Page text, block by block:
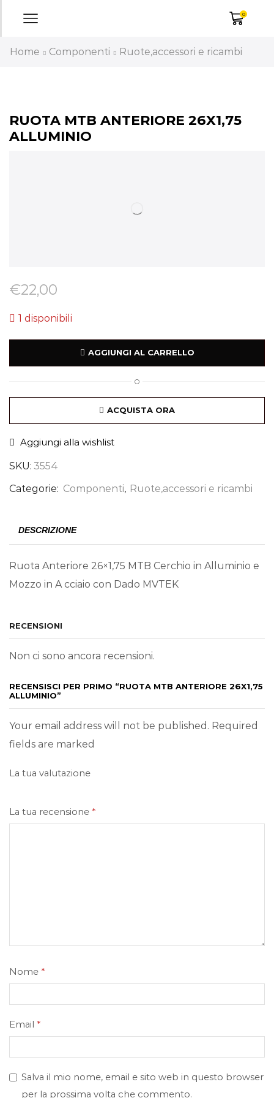
0
Home Componenti Ruote,accessori e ricambi
RUOTA MTB ANTERIORE 26X1,75
ALLUMINIO
€22,00
1 disponibili
AGGIUNGI AL CARRELLO
O
ACQUISTA ORA
Aggiungi alla wishlist
SKU: 3554
Categorie: Componenti, Ruote,accessori e ricambi
DESCRIZIONE
Ruota Anteriore 26×1,75 MTB Cerchio in Alluminio e
Mozzo in A cciaio con Dado MVTEK
RECENSIONI
Non ci sono ancora recensioni.
RECENSISCI PER PRIMO “RUOTA MTB ANTERIORE 26X1,75
ALLUMINIO”
Your email address will not be published. Required
fields are marked
La tua valutazione
La tua recensione *
Nome *
Email *
Salva il mio nome, email e sito web in questo browser
per la prossima volta che commento.